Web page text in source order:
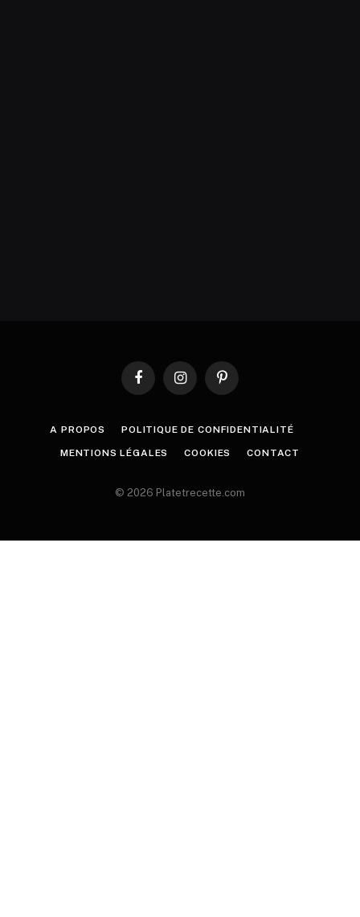
FacebookInstagramPinterest
A PROPOS POLITIQUE DE CONFIDENTIALITÉ
MENTIONS LÉGALES COOKIES CONTACT
© 2026 Platetrecette.com